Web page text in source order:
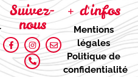
Suivez-
nous
+ d'infos
Mentions
légales
Politique de
confidentialité